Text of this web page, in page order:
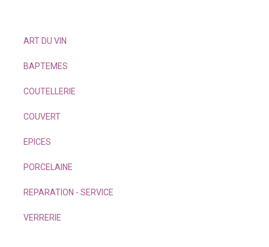
ART DU VIN
BAPTEMES
COUTELLERIE
COUVERT
EPICES
PORCELAINE
REPARATION - SERVICE
VERRERIE